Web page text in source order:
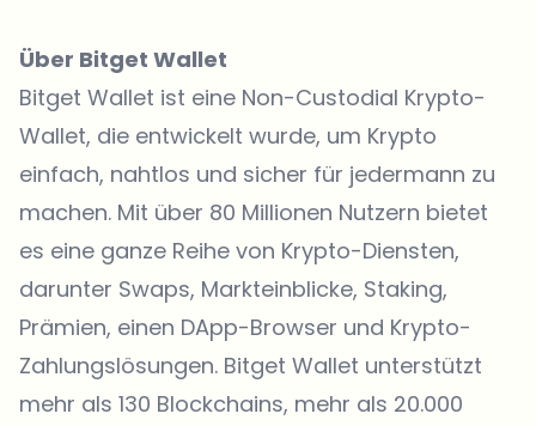
Über Bitget Wallet
Bitget Wallet ist eine Non-Custodial Krypto-
Wallet, die entwickelt wurde, um Krypto
einfach, nahtlos und sicher für jedermann zu
machen. Mit über 80 Millionen Nutzern bietet
es eine ganze Reihe von Krypto-Diensten,
darunter Swaps, Markteinblicke, Staking,
Prämien, einen DApp-Browser und Krypto-
Zahlungslösungen. Bitget Wallet unterstützt
mehr als 130 Blockchains, mehr als 20.000